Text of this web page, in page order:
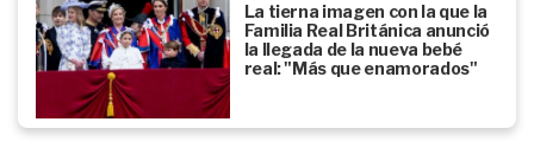
La tierna imagen con la que la
Familia Real Británica anunció
la llegada de la nueva bebé
real: "Más que enamorados"